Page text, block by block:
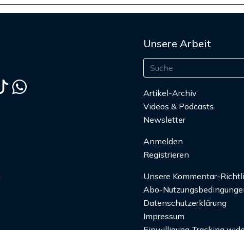
Unsere Arbeit
Artikel-Archiv
Videos & Podcasts
Newsletter
Anmelden
Registrieren
Unsere Kommentar-
Abo-
Datenschutzerklärung
Impressum